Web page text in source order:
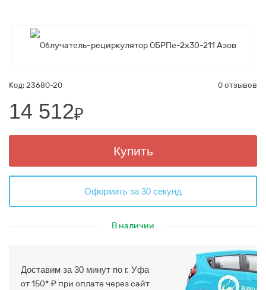
Код: 23680-20 0 отзывов
14 512₽
Купить
Оформить за 30 секунд
В наличии
Доставим за 30 минут по г. Уфа
от 150* ₽ при оплате через сайт